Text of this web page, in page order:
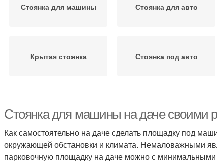
Стоянка для машины Стоянка для авто
Крытая стоянка Стоянка под авто
Стоянка для машины на даче своими
Как самостоятельно на даче сделать площадку под
окружающей обстановки и климата. Немаловажными
парковочную площадку на даче можно с минимальными